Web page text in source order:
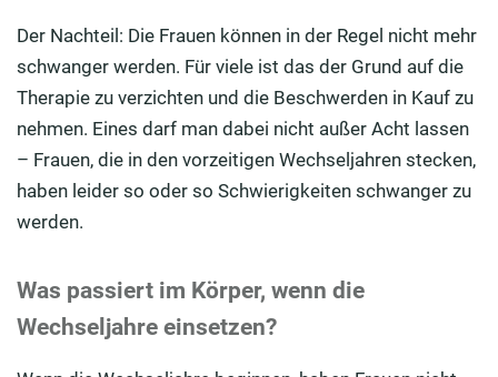
Der Nachteil: Die Frauen können in der Regel nicht mehr
schwanger werden. Für viele ist das der Grund auf die
Therapie zu verzichten und die Beschwerden in Kauf zu
nehmen. Eines darf man dabei nicht außer Acht lassen
– Frauen, die in den vorzeitigen Wechseljahren stecken,
haben leider so oder so Schwierigkeiten schwanger zu
werden.
Was passiert im Körper, wenn die
Wechseljahre einsetzen?